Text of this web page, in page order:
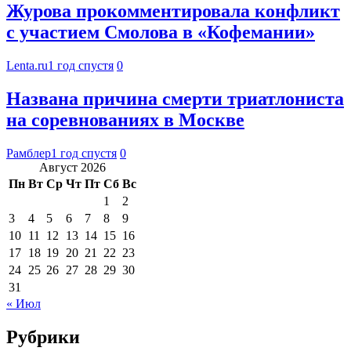
Журова прокомментировала конфликт
с участием Смолова в «Кофемании»
Lenta.ru1 год спустя 0
Названа причина смерти триатлониста
на соревнованиях в Москве
Рамблер1 год спустя 0
Август 2026
Пн Вт Ср Чт Пт Сб Вс
1
2
3
4 5 6 7 8
9
10 11 12 13 14 15 16
17 18 19 20 21 22 23
24 25 26 27 28 29 30
31
« Июл
Рубрики